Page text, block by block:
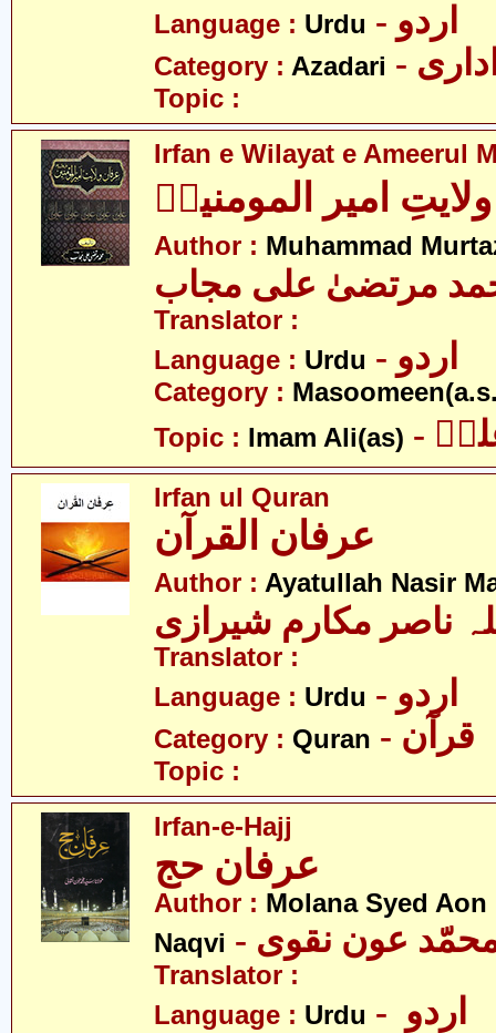
Language : Urdu - اردو
Category : Azadari
Topic :
Irfan e Wilayat e Ameerul
امیر المومنینؑ
Author : Muhammad
مرتضیٰ علی مجاب
Translator :
Language : Urdu - اردو
Category :
Topic : Imam Ali(as)
Irfan ul Quran
عرفان القرآن
Author : Ayatullah Nasir
ناصر مکارم شیرازی
Translator :
Language : Urdu - اردو
Category : Quran - قرآن
Topic :
Irfan-e-Hajj
Author : Molana Syed Aon
Naqvi
محمّد عون نقوی
Translator :
Language : Urdu